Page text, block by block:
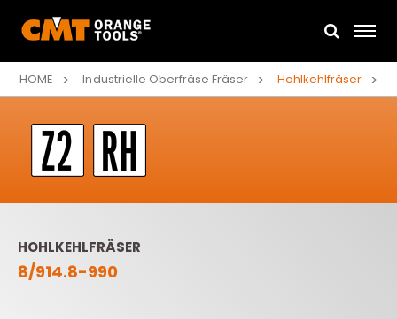
HOME Industrielle Oberfräse Fräser Hohlkehlfräser
HOHLKEHLFRÄSER
8/914.8-990